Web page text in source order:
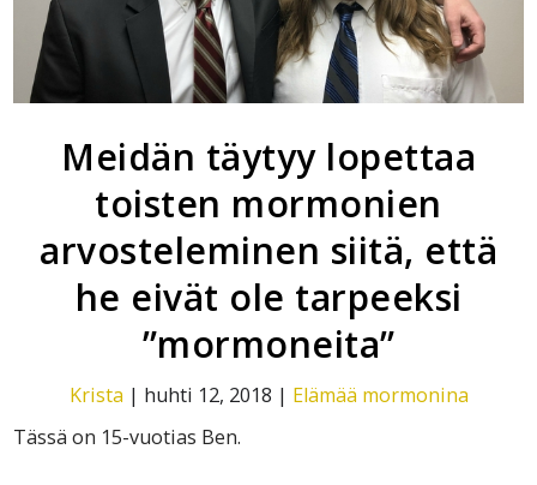
Meidän täytyy lopettaa
toisten mormonien
arvosteleminen siitä, että
he eivät ole tarpeeksi
”mormoneita”
Krista | huhti 12, 2018 | Elämää mormonina
Tässä on 15-vuotias Ben.